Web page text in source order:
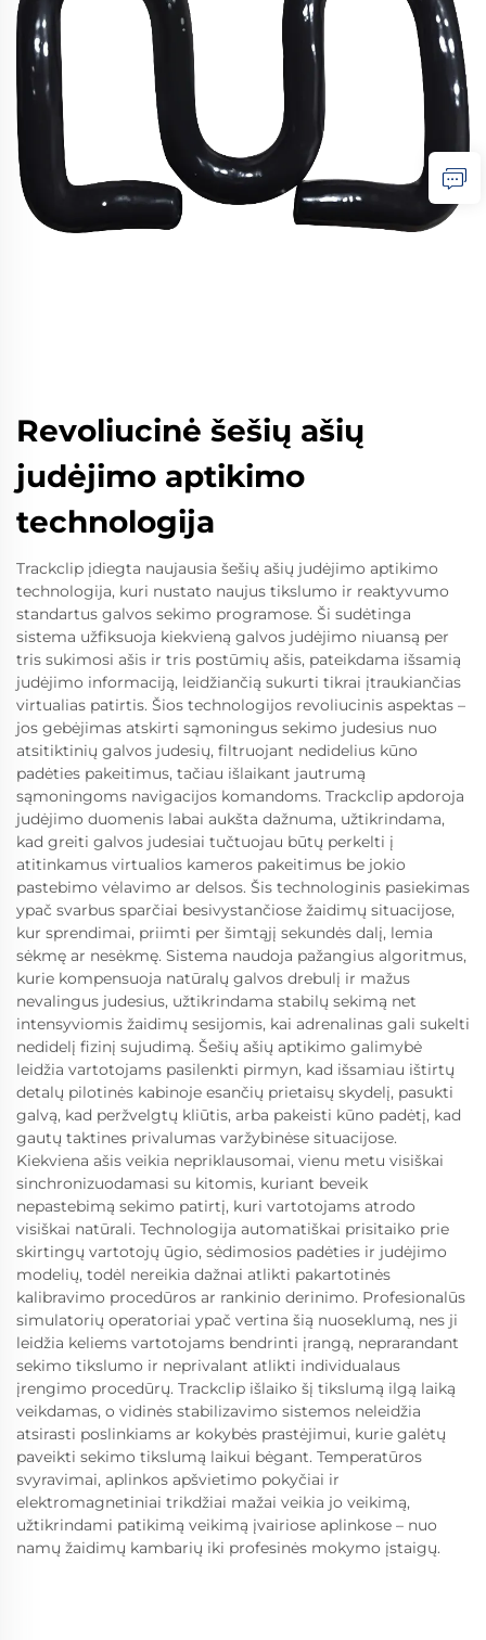
Revoliucinė šešių ašių
judėjimo aptikimo
technologija
Trackclip įdiegta naujausia šešių ašių judėjimo aptikimo
technologija, kuri nustato naujus tikslumo ir reaktyvumo
standartus galvos sekimo programose. Ši sudėtinga
sistema užfiksuoja kiekvieną galvos judėjimo niuansą per
tris sukimosi ašis ir tris postūmių ašis, pateikdama išsamią
judėjimo informaciją, leidžiančią sukurti tikrai įtraukiančias
virtualias patirtis. Šios technologijos revoliucinis aspektas –
jos gebėjimas atskirti sąmoningus sekimo judesius nuo
atsitiktinių galvos judesių, filtruojant nedidelius kūno
padėties pakeitimus, tačiau išlaikant jautrumą
sąmoningoms navigacijos komandoms. Trackclip apdoroja
judėjimo duomenis labai aukšta dažnuma, užtikrindama,
kad greiti galvos judesiai tučtuojau būtų perkelti į
atitinkamus virtualios kameros pakeitimus be jokio
pastebimo vėlavimo ar delsos. Šis technologinis pasiekimas
ypač svarbus sparčiai besivystančiose žaidimų situacijose,
kur sprendimai, priimti per šimtąjį sekundės dalį, lemia
sėkmę ar nesėkmę. Sistema naudoja pažangius algoritmus,
kurie kompensuoja natūralų galvos drebulį ir mažus
nevalingus judesius, užtikrindama stabilų sekimą net
intensyviomis žaidimų sesijomis, kai adrenalinas gali sukelti
nedidelį fizinį sujudimą. Šešių ašių aptikimo galimybė
leidžia vartotojams pasilenkti pirmyn, kad išsamiau ištirtų
detalų pilotinės kabinoje esančių prietaisų skydelį, pasukti
galvą, kad peržvelgtų kliūtis, arba pakeisti kūno padėtį, kad
gautų taktines privalumas varžybinėse situacijose.
Kiekviena ašis veikia nepriklausomai, vienu metu visiškai
sinchronizuodamasi su kitomis, kuriant beveik
nepastebimą sekimo patirtį, kuri vartotojams atrodo
visiškai natūrali. Technologija automatiškai prisitaiko prie
skirtingų vartotojų ūgio, sėdimosios padėties ir judėjimo
modelių, todėl nereikia dažnai atlikti pakartotinės
kalibravimo procedūros ar rankinio derinimo. Profesionalūs
simulatorių operatoriai ypač vertina šią nuoseklumą, nes ji
leidžia keliems vartotojams bendrinti įrangą, neprarandant
sekimo tikslumo ir neprivalant atlikti individualaus
įrengimo procedūrų. Trackclip išlaiko šį tikslumą ilgą laiką
veikdamas, o vidinės stabilizavimo sistemos neleidžia
atsirasti poslinkiams ar kokybės prastėjimui, kurie galėtų
paveikti sekimo tikslumą laikui bėgant. Temperatūros
svyravimai, aplinkos apšvietimo pokyčiai ir
elektromagnetiniai trikdžiai mažai veikia jo veikimą,
užtikrindami patikimą veikimą įvairiose aplinkose – nuo
namų žaidimų kambarių iki profesinės mokymo įstaigų.